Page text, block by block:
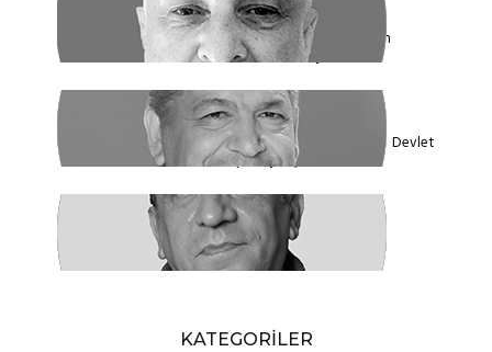
ENDER EREN
Mısır’dan Kanada’ya, Şarm el Şeyh’den
Montreal’e Umutlar Tükeniyor mu?
KADİR DADAN
Türkiye'nin Ekolojik Gerçekleri ve Yeni Devlet
Düzeni 1 - Güçler Ayrılığı
SÜLEYMAN KARAN
Öyle Bir 102 Yıl ki, 102 Farklı Biçimde
Anlatılabilir
KATEGORİLER